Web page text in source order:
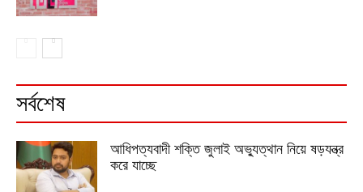
সর্বশেষ
আধিপত্যবাদী শক্তি জুলাই অভ্যুত্থান নিয়ে ষড়যন্ত্র
করে যাচ্ছে